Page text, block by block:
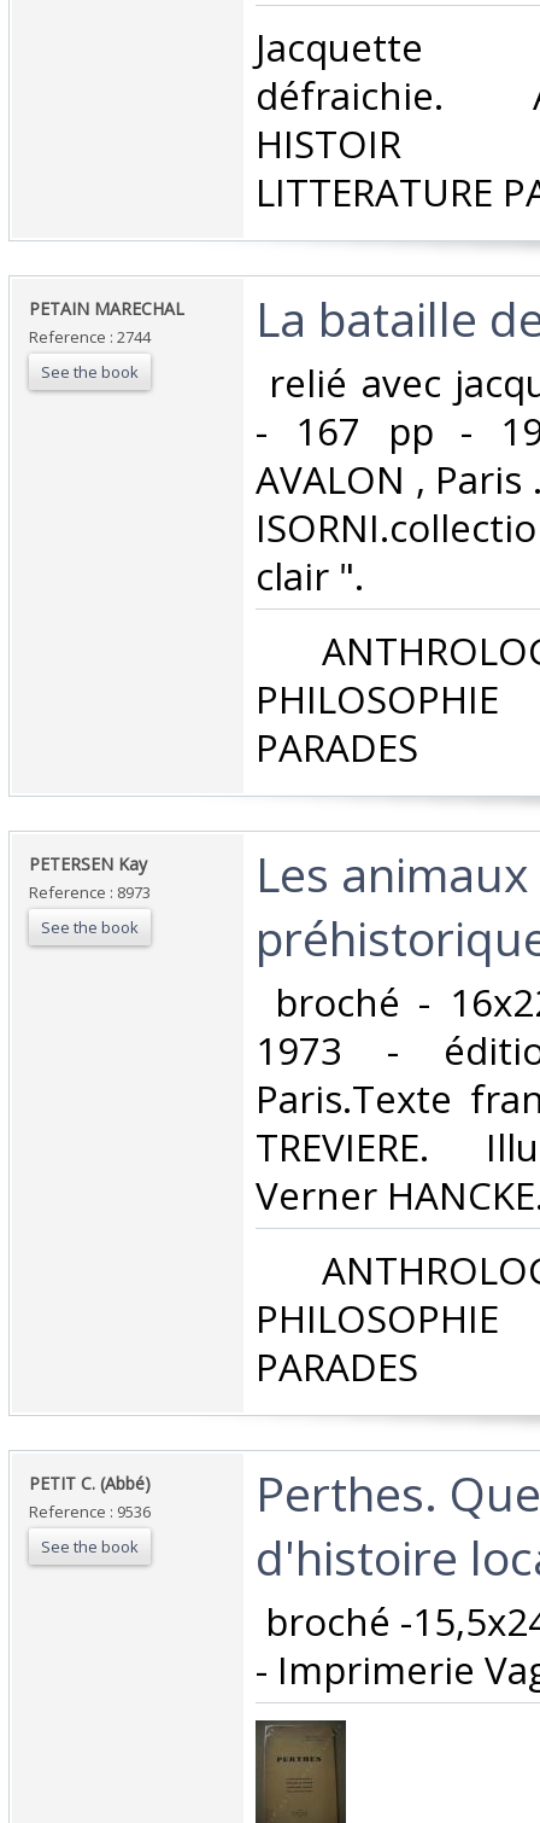
‎Jacquette
défraichie.
HISTOIR
LITTERATURE
‎PETAIN MARECHAL‎
Reference : 2744
See the book
‎La bataille
relié avec
- 167 pp -
AVALON ,
clair ".‎
PHILOSOPHIE
PARADES‎
‎PETERSEN Kay‎
Reference : 8973
See the book
‎Les animaux
broché -
1973 -
Paris.Texte
TREVIERE.
Verner
PHILOSOPHIE
PARADES‎
‎PETIT C. (Abbé)‎
Reference : 9536
See the book
‎Perthes.
d'histoire
broché -
- Imprimerie